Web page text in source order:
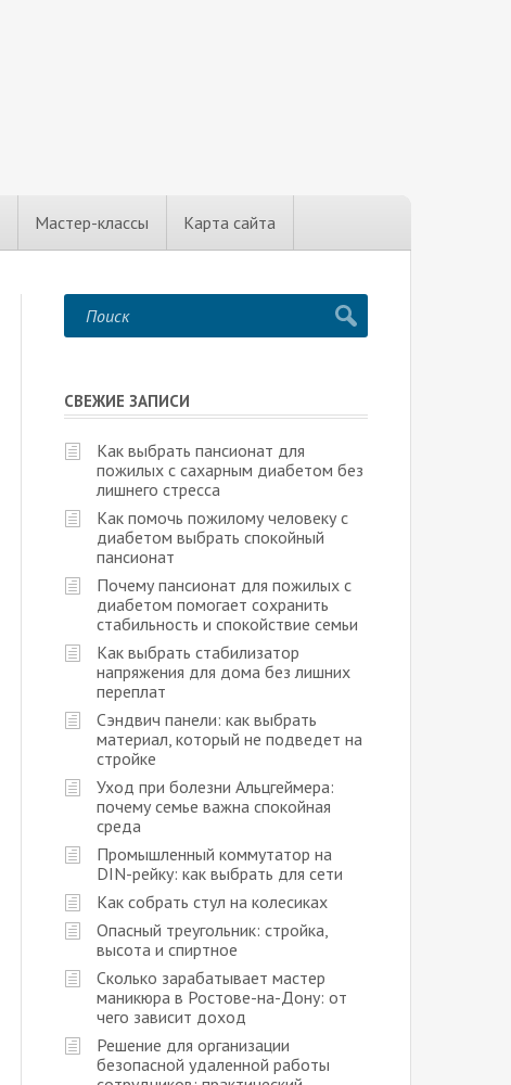
Мастер-классы Карта сайта
СВЕЖИЕ ЗАПИСИ
Как выбрать пансионат для
пожилых с сахарным диабетом без
лишнего стресса
Как помочь пожилому человеку с
диабетом выбрать спокойный
пансионат
Почему пансионат для пожилых с
диабетом помогает сохранить
стабильность и спокойствие семьи
Как выбрать стабилизатор
напряжения для дома без лишних
переплат
Сэндвич панели: как выбрать
материал, который не подведет на
стройке
Уход при болезни Альцгеймера:
почему семье важна спокойная
среда
Промышленный коммутатор на
DIN-рейку: как выбрать для сети
Как собрать стул на колесиках
Опасный треугольник: стройка,
высота и спиртное
Сколько зарабатывает мастер
маникюра в Ростове-на-Дону: от
чего зависит доход
Решение для организации
безопасной удаленной работы